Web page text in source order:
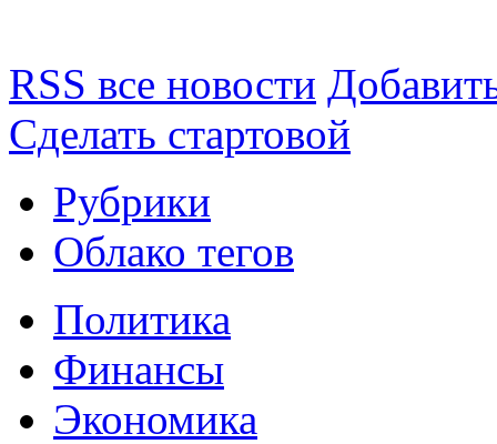
RSS все новости
Сделать стартовой
Рубрики
Облако тегов
Политика
Финансы
Экономика